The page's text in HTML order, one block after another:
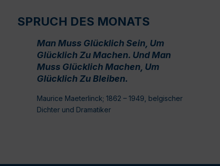
SPRUCH DES MONATS
Man Muss Glücklich Sein, Um
Glücklich Zu Machen. Und Man
Muss Glücklich Machen, Um
Glücklich Zu Bleiben.
Maurice Maeterlinck; 1862 – 1949, belgischer
Dichter und Dramatiker